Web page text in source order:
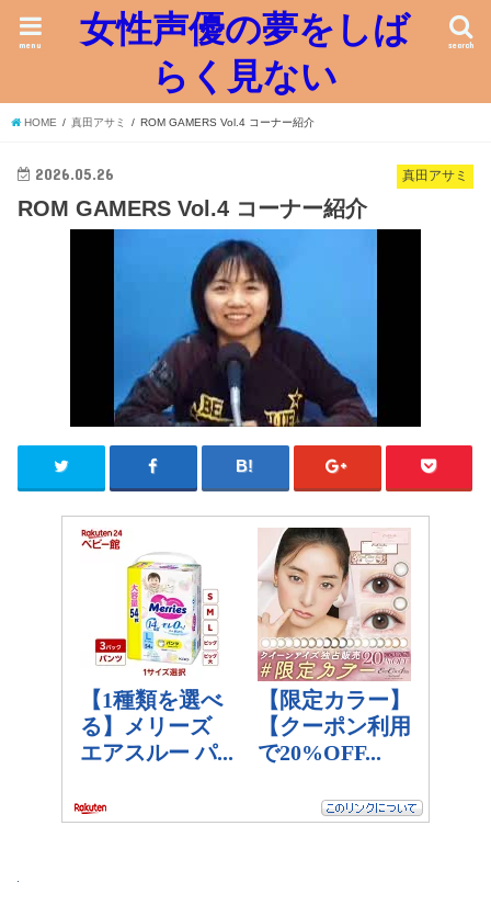
女性声優の夢をしば
らく見ない
search
menu
HOME 真田アサミ ROM GAMERS Vol.4 コーナー紹介
真田アサミ
2026.05.26
ROM GAMERS Vol.4 コーナー紹介